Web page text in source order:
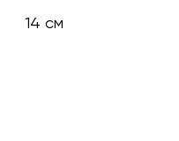
14 см